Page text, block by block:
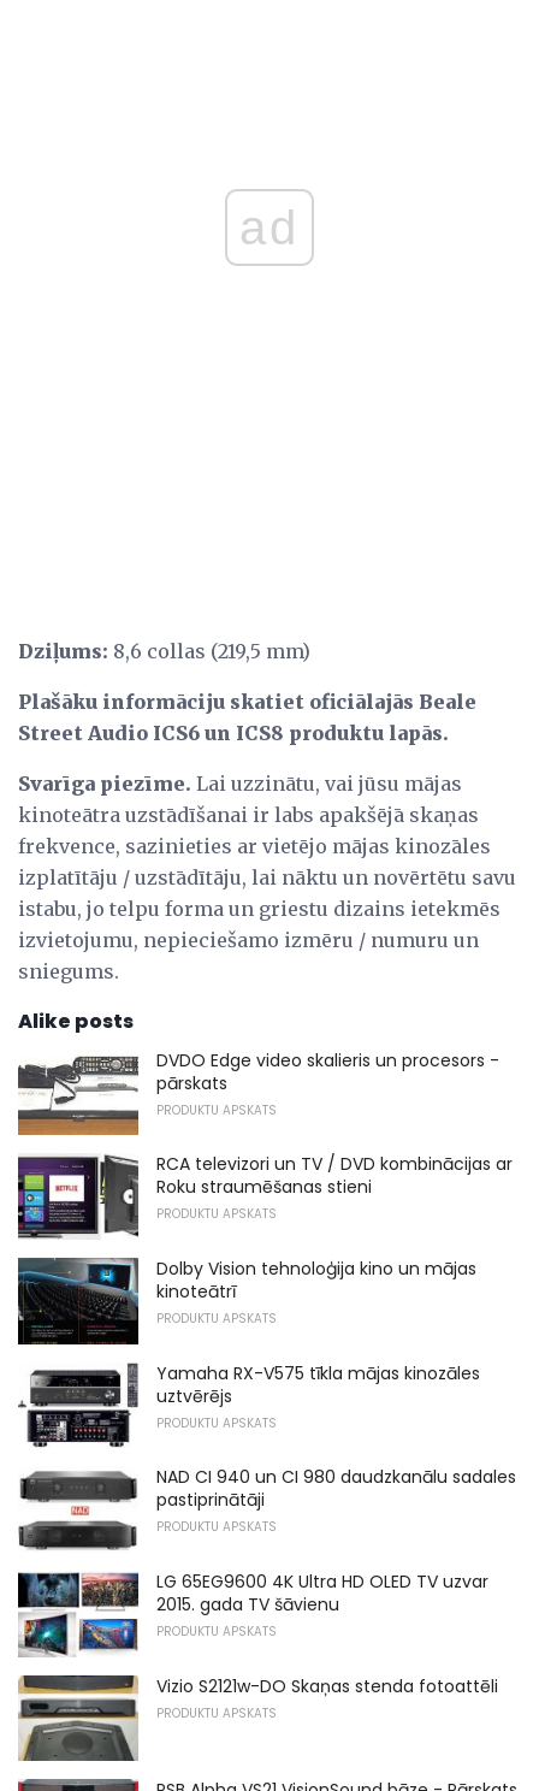
ad
Dziļums: 8,6 collas (219,5 mm)
Plašāku informāciju skatiet oficiālajās Beale
Street Audio ICS6 un ICS8 produktu lapās.
Svarīga piezīme. Lai uzzinātu, vai jūsu mājas
kinoteātra uzstādīšanai ir labs apakšējā skaņas
frekvence, sazinieties ar vietējo mājas kinozāles
izplatītāju / uzstādītāju, lai nāktu un novērtētu savu
istabu, jo telpu forma un griestu dizains ietekmēs
izvietojumu, nepieciešamo izmēru / numuru un
sniegums.
Alike posts
DVDO Edge video skalieris un procesors -
pārskats
PRODUKTU APSKATS
RCA televizori un TV / DVD kombinācijas ar
Roku straumēšanas stieni
PRODUKTU APSKATS
Dolby Vision tehnoloģija kino un mājas
kinoteātrī
PRODUKTU APSKATS
Yamaha RX-V575 tīkla mājas kinozāles
uztvērējs
PRODUKTU APSKATS
NAD CI 940 un CI 980 daudzkanālu sadales
pastiprinātāji
PRODUKTU APSKATS
LG 65EG9600 4K Ultra HD OLED TV uzvar
2015. gada TV šāvienu
PRODUKTU APSKATS
Vizio S2121w-DO Skaņas stenda fotoattēli
PRODUKTU APSKATS